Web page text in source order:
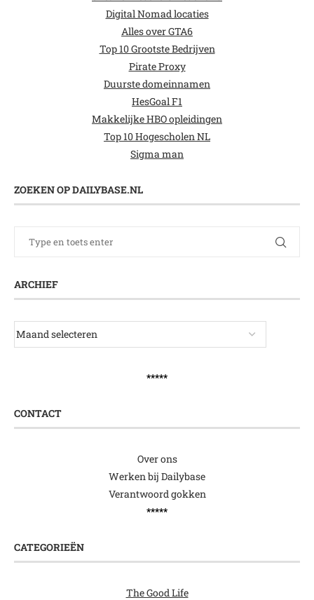
Digital Nomad locaties
Alles over GTA6
Top 10 Grootste Bedrijven
Pirate Proxy
Duurste domeinnamen
HesGoal F1
Makkelijke HBO opleidingen
Top 10 Hogescholen NL
Sigma man
ZOEKEN OP DAILYBASE.NL
ARCHIEF
*****
CONTACT
Over ons
Werken bij Dailybase
Verantwoord gokken
*****
CATEGORIEËN
The Good Life